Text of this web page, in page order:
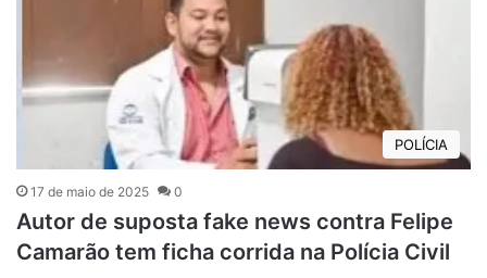
POLÍCIA
17 de maio de 2025 0
Autor de suposta fake news contra Felipe
Camarão tem ficha corrida na Polícia Civil